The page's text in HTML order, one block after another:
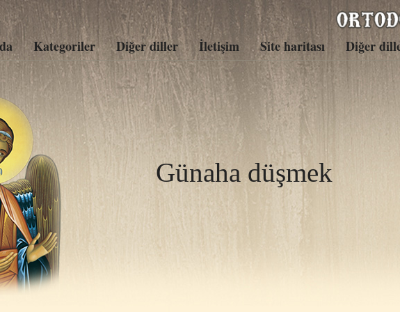
Kategoriler Diğer diller İletişim Site haritası Diğer
Günaha düşmek